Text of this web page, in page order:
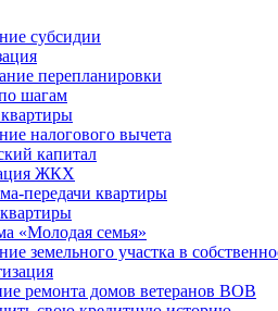
субсидии
перепланировки
шагам
налогового вычета
капитал
ЖКХ
передачи квартиры
«Молодая семья»
земельного участка в
ремонта домов ветеранов ВОВ